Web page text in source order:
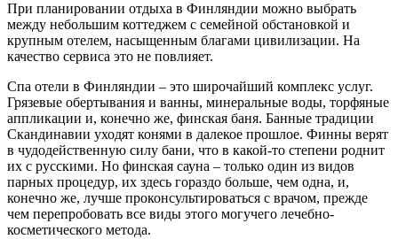
При планировании отдыха в Финляндии можно выбрать
между небольшим коттеджем с семейной обстановкой и
крупным отелем, насыщенным благами цивилизации. На
качество сервиса это не повлияет.
Спа отели в Финляндии – это широчайший комплекс услуг.
Грязевые обертывания и ванны, минеральные воды, торфяные
аппликации и, конечно же, финская баня. Банные традиции
Скандинавии уходят конями в далекое прошлое. Финны верят
в чудодейственную силу бани, что в какой-то степени роднит
их с русскими. Но финская сауна – только один из видов
парных процедур, их здесь гораздо больше, чем одна, и,
конечно же, лучше проконсультироваться с врачом, прежде
чем перепробовать все виды этого могучего лечебно-
косметического метода.